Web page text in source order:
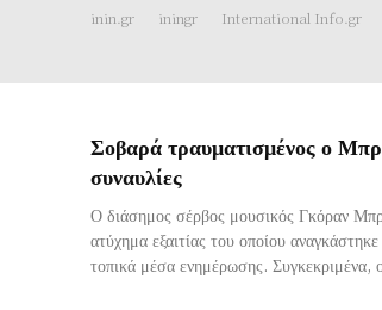
inin.gr iningr International Info.gr
Σοβαρά τραυματισμένος ο
συναυλίες
Ο διάσημος σέρβος μουσικός Γκόραν
ατύχημα εξαιτίας του οποίου
τοπικά μέσα